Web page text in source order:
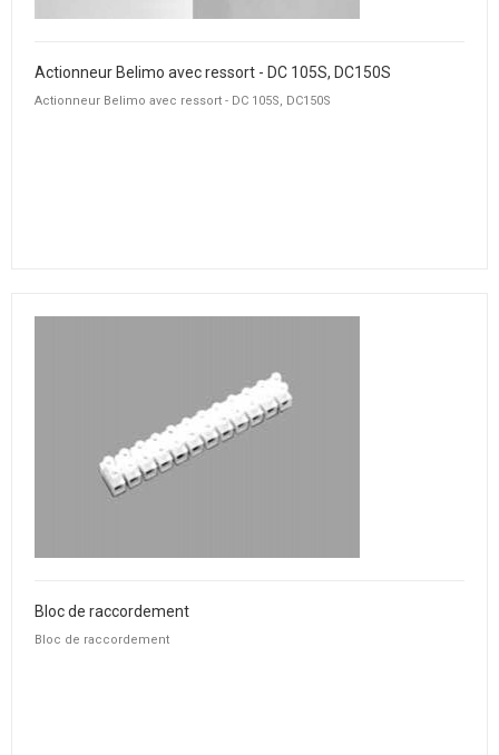
Actionneur Belimo avec ressort - DC 105S, DC150S
Actionneur Belimo avec ressort - DC 105S, DC150S
Bloc de raccordement
Bloc de raccordement